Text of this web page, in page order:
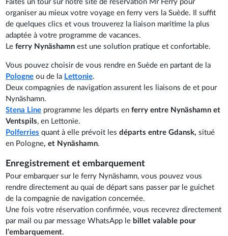
Faites un tour sur notre site de réservation Mr Ferry pour
organiser au mieux votre voyage en ferry vers la Suède. Il suffit
de quelques clics et vous trouverez la liaison maritime la plus
adaptée à votre programme de vacances.
Leferry Nynäshamn est une solution pratique et confortable.
Vous pouvez choisir de vous rendre en Suède en partant de la
Pologne ou de la Lettonie.
Deux compagnies de navigation assurent les liaisons de et pour
Nynäshamn.
Stena Line programme les départs enferry entre Nynäshamn et
Ventspils, en Lettonie.
Polferries quant à elle prévoit lesdéparts entre Gdansk,situé
en Pologne, et Nynäshamn.
Enregistrement et embarquement
Pour embarquer sur le ferry Nynäshamn, vous pouvez vous
rendre directement au quai de départ sans passer par le guichet
de la compagnie de navigation concernée.
Une fois votre réservation confirmée, vous recevrez directement
par mail ou par message WhatsApp le billet valable pour
l’embarquement.